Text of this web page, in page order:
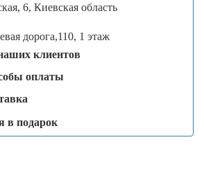
6, Киевская область
дорога,110, 1 этаж
клиентов
оплаты
в подарок